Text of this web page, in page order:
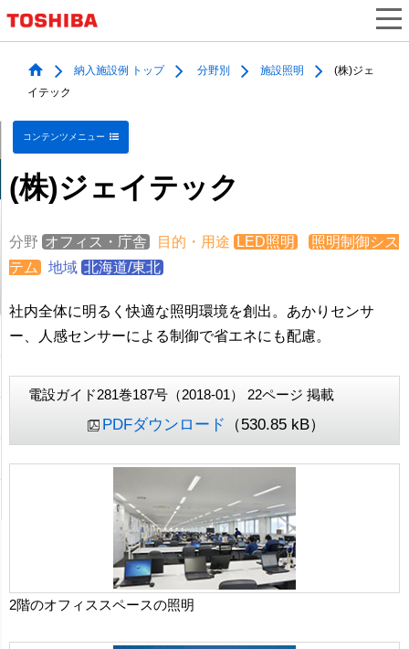
納入施設例 トップ 分野別 施設照明
(株)ジェ
イテック
コンテンツメニュー
(株)ジェイテック
分野 オフィス・庁舎 目的・用途 LED照明
照明制御シス
テム
地域 北海道/東北
社内全体に明るく快適な照明環境を創出。あかりセンサ
ー、人感センサーによる制御で省エネにも配慮。
電設ガイド281巻187号（2018-01） 22ページ 掲載
PDFダウンロード （530.85 kB）
2階のオフィススペースの照明